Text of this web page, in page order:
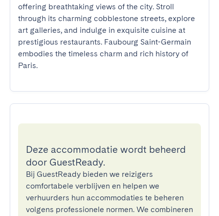
offering breathtaking views of the city. Stroll
through its charming cobblestone streets, explore
art galleries, and indulge in exquisite cuisine at
prestigious restaurants. Faubourg Saint-Germain
embodies the timeless charm and rich history of
Paris.
Deze accommodatie wordt beheerd
door GuestReady.
Bij GuestReady bieden we reizigers
comfortabele verblijven en helpen we
verhuurders hun accommodaties te beheren
volgens professionele normen. We combineren